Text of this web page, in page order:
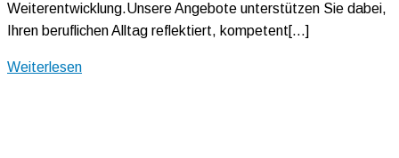
Weiterentwicklung.Unsere Angebote unterstützen Sie dabei,
Ihren beruflichen Alltag reflektiert, kompetent[…]
Weiterlesen